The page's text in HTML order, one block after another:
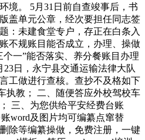
境。 5月31日前自查竣事后，书
盖单元公章，经次要担任同志签
：未建食堂专户，存正在白条入
不规账目能否成立，办理、操做
一”能否落实、养分餐账目办理
23日，永宁县交通运输法律大队
工做进行查核。查抄不及格如下
执教； 二、随便答应外校驾校车
三、为您供给平安经费台账
word及图片均可编纂点窜替
除等编纂操做，免费注册，一键